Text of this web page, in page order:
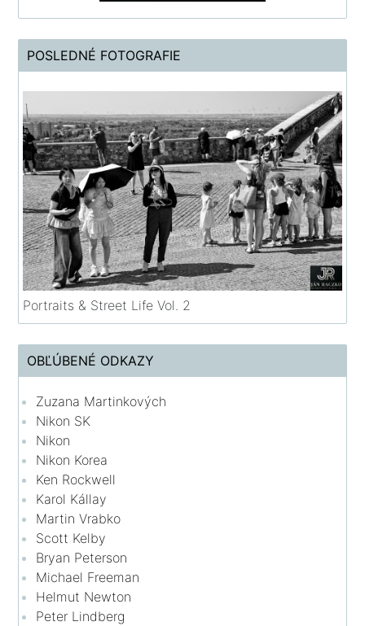
POSLEDNÉ FOTOGRAFIE
Portraits & Street Life Vol. 2
OBĽÚBENÉ ODKAZY
Zuzana Martinkových
Nikon SK
Nikon
Nikon Korea
Ken Rockwell
Karol Kállay
Martin Vrabko
Scott Kelby
Bryan Peterson
Michael Freeman
Helmut Newton
Peter Lindberg